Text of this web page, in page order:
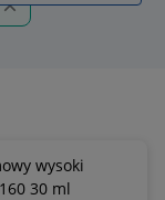
wysoki
30 ml